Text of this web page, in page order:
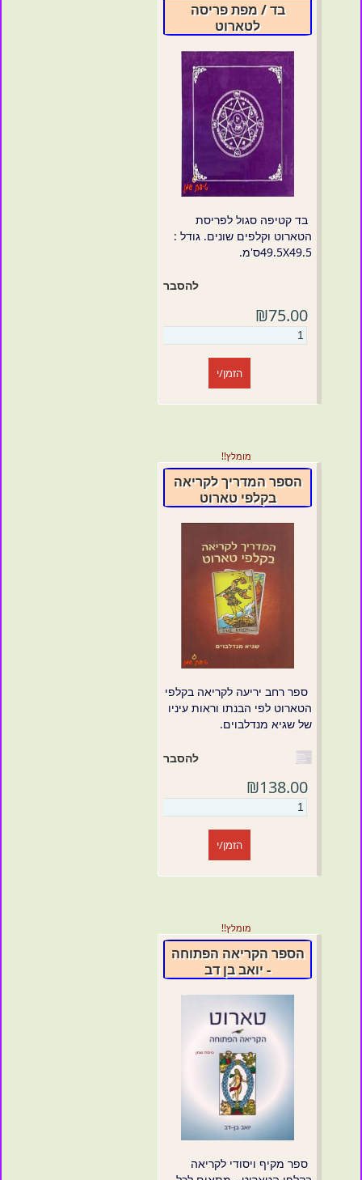
בד / מפת פריסה
לטארוט
בד קטיפה סגול לפריסת
הטארוט וקלפים שונים. גודל :
49.5X49.5ס'מ.
להסבר
₪75.00
הזמן/י
מומלץ!!
הספר המדריך לקריאה
בקלפי טארוט
ספר רחב יריעה לקריאה בקלפי
הטארוט לפי הבנתו וראות עיניו
של שגיא מנדלבוים.
להסבר
₪138.00
הזמן/י
מומלץ!!
הספר הקריאה הפתוחה
- יואב בן דב
ספר מקיף ויסודי לקריאה